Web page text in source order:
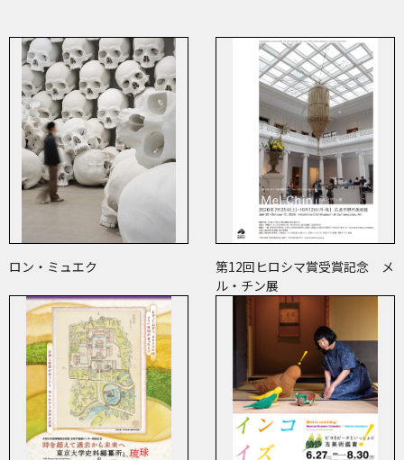
ロン・ミュエク
第12回ヒロシマ賞受賞記念 メ
ル・チン展